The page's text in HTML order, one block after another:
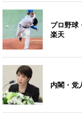
プロ野球
楽天
内閣・党